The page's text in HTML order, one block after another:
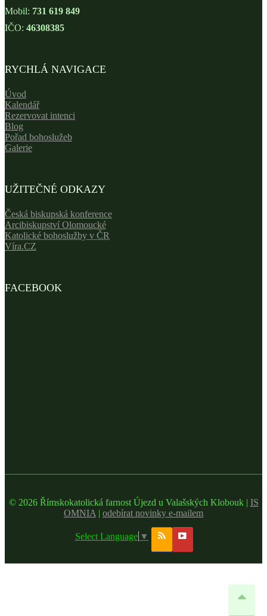
Mobil: 731 619 849
IČO: 46308385
RYCHLÁ NAVIGACE
Úvod
Kalendář
Rezervovat intenci
Blog
Pořad bohoslužeb
Galerie
UŽITEČNÉ ODKAZY
Česká biskupská konference
Arcibiskupství Olomoucké
Katolické bohoslužby v ČR
Víra.CZ
FACEBOOK
© 2026 Římskokatolická farnost Újezd u Valašských Klobouk | IS
OMNIA | odebírat novinky e-mailem
Select Language ▼